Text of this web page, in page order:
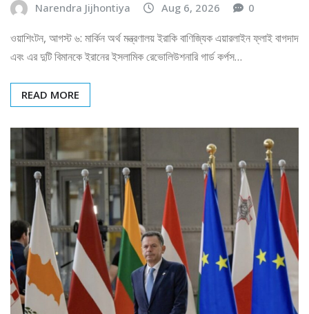
Narendra Jijhontiya Aug 6, 2026 0
ওয়াশিংটন, আগস্ট ৬: মার্কিন অর্থ মন্ত্রণালয় ইরাকি বাণিজ্যিক এয়ারলাইন ফ্লাই বাগদাদ
এবং এর দুটি বিমানকে ইরানের ইসলামিক রেভোলিউশনারি গার্ড কর্পস…
READ MORE